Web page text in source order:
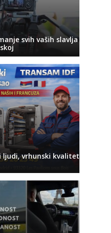
svih vaših slavlja
ljudi, vrhunski kvalitet